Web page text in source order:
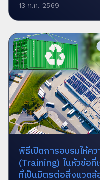
13 ก.ค. 2569
พิธีเปิดการอบรมให้ค
(Training) ในหัวข้อที่
ที่เป็นมิตรต่อสิ่งแวด